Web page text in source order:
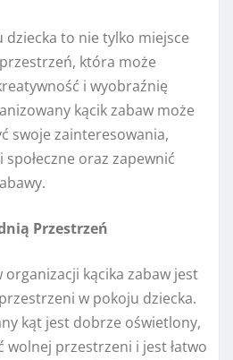
dziecka to nie tylko miejsce
która może
i wyobraźnię
kącik zabaw może
swoje zainteresowania,
oraz zapewnić
Przestrzeń
kącika zabaw jest
w pokoju dziecka.
kąt jest dobrze oświetlony,
przestrzeni i jest łatwo